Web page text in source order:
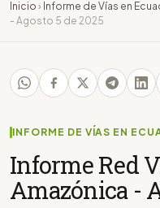
Inicio › Informe de Vías en
- Agosto 5 de 2025
INFORME DE VÍAS EN
Informe Red
Amazónica -